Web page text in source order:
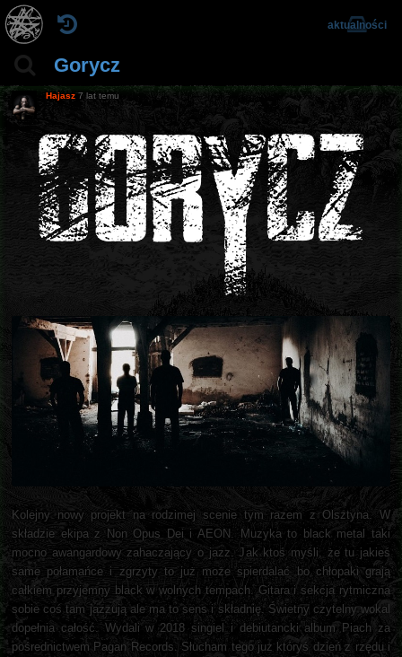
Gorycz
aktualności
Hajasz 7 lat temu
Kolejny nowy projekt na rodzimej scenie tym razem z Olsztyna. W
składzie ekipa z Non Opus Dei i AEON. Muzyka to black metal taki
mocno awangardowy zahaczający o jazz. Jak ktoś myśli, że tu jakieś
same połamańce i zgrzyty to już może spierdalać bo chłopaki grają
całkiem przyjemny black w wolnych tempach. Gitara i sekcja rytmiczna
sobie coś tam jazzują ale ma to sens i składnię. Świetny czytelny wokal
dopełnia całość. Wydali w 2018 singiel i debiutancki album Piach za
pośrednictwem Pagan Records. Słucham tego już któryś dzień z rzędu i